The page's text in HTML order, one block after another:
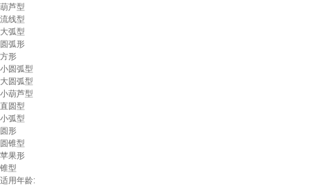
葫芦型
流线型
大弧型
圆弧形
方形
小圆弧型
大圆弧型
小葫芦型
直圆型
小弧型
圆形
圆锥型
苹果形
锥型
适用年龄: